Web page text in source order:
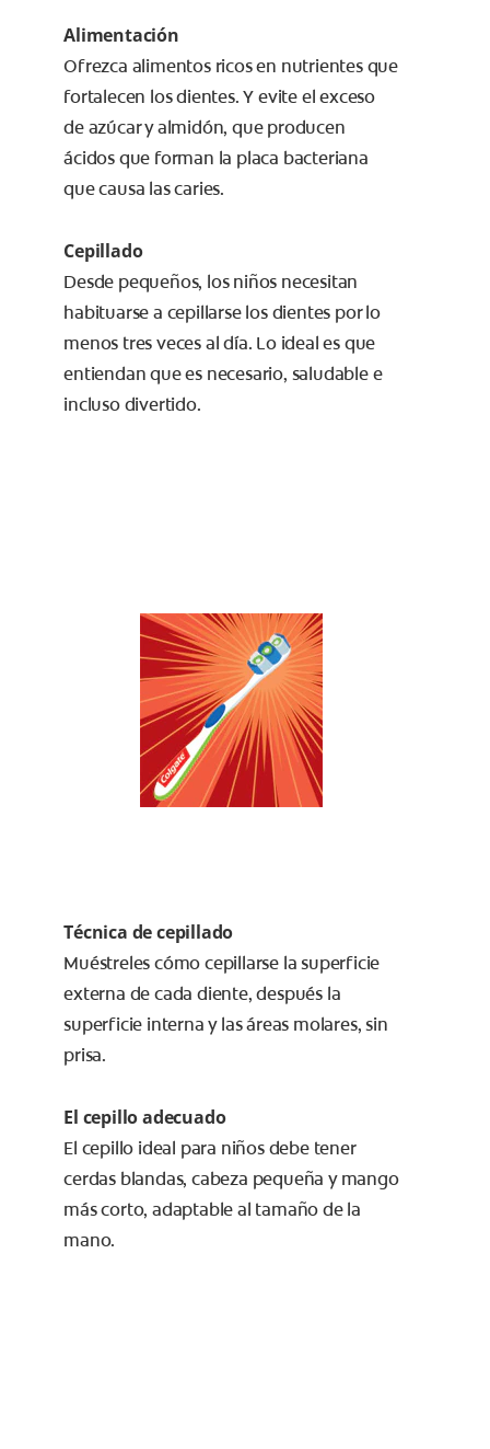
Alimentación
Ofrezca alimentos ricos en nutrientes que
fortalecen los dientes. Y evite el exceso
de azúcar y almidón, que producen
ácidos que forman la placa bacteriana
que causa las caries.
Cepillado
Desde pequeños, los niños necesitan
habituarse a cepillarse los dientes por lo
menos tres veces al día. Lo ideal es que
entiendan que es necesario, saludable e
incluso divertido.
Técnica de cepillado
Muéstreles cómo cepillarse la superficie
externa de cada diente, después la
superficie interna y las áreas molares, sin
prisa.
El cepillo adecuado
El cepillo ideal para niños debe tener
cerdas blandas, cabeza pequeña y mango
más corto, adaptable al tamaño de la
mano.